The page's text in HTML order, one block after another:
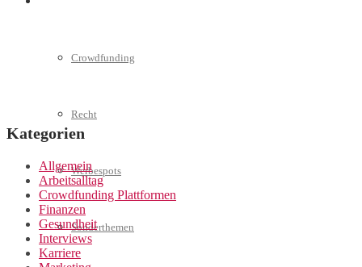
Crowdfunding
Recht
Werbespots
Sonderthemen
Kategorien
Allgemein
Arbeitsalltag
Crowdfunding Plattformen
Finanzen
Gesundheit
Interviews
Karriere